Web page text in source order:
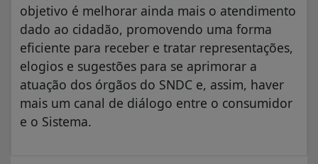
objetivo é melhorar ainda mais o atendimento
dado ao cidadão, promovendo uma forma
eficiente para receber e tratar representações,
elogios e sugestões para se aprimorar a
atuação dos órgãos do SNDC e, assim, haver
mais um canal de diálogo entre o consumidor
e o Sistema.